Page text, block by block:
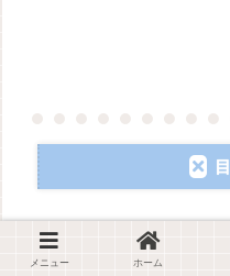
テンプレート
メニュー ホーム